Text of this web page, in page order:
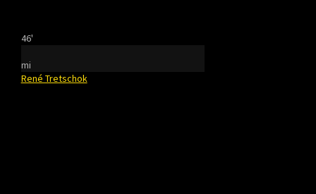
46'
mi
René Tretschok